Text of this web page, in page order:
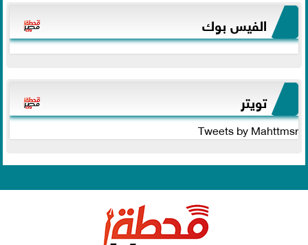
الفيس بوك
تويتر
Tweets by Mahttmsr